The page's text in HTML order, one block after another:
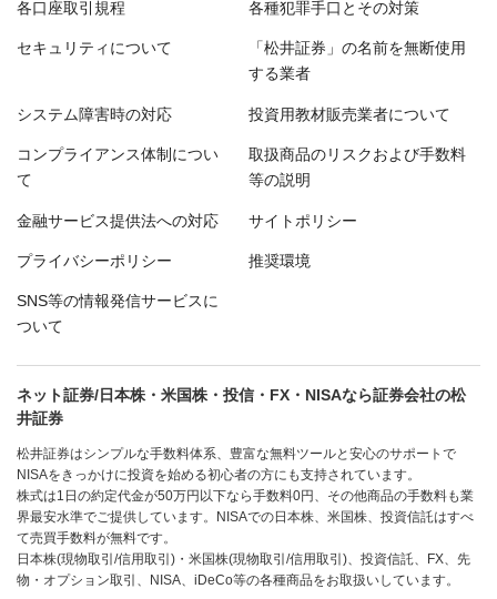
各口座取引規程 各種犯罪手口とその対策
セキュリティについて 「松井証券」の名前を無断使用
する業者
システム障害時の対応 投資用教材販売業者について
コンプライアンス体制につい
て
取扱商品のリスクおよび手数料
等の説明
金融サービス提供法への対応 サイトポリシー
プライバシーポリシー 推奨環境
SNS等の情報発信サービスに
ついて
ネット証券/日本株・米国株・投信・FX・NISAなら証券会社の松
井証券
松井証券はシンプルな手数料体系、豊富な無料ツールと安心のサポートで
NISAをきっかけに投資を始める初心者の方にも支持されています。
株式は1日の約定代金が50万円以下なら手数料0円、その他商品の手数料も業
界最安水準でご提供しています。NISAでの日本株、米国株、投資信託はすべ
て売買手数料が無料です。
日本株(現物取引/信用取引)・米国株(現物取引/信用取引)、投資信託、FX、先
物・オプション取引、NISA、iDeCo等の各種商品をお取扱いしています。